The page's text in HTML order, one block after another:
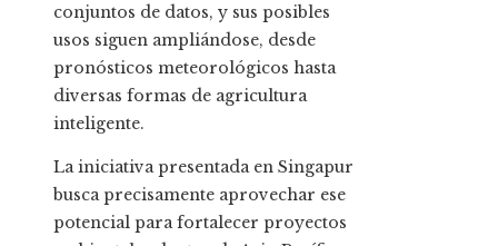
conjuntos de datos, y sus posibles
usos siguen ampliándose, desde
pronósticos meteorológicos hasta
diversas formas de agricultura
inteligente.
La iniciativa presentada en Singapur
busca precisamente aprovechar ese
potencial para fortalecer proyectos